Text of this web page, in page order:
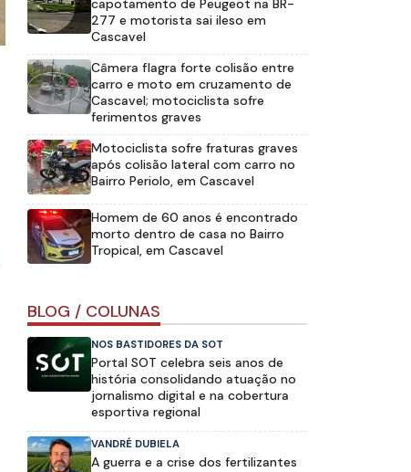
capotamento de Peugeot na BR-
277 e motorista sai ileso em
Cascavel
Câmera flagra forte colisão entre
carro e moto em cruzamento de
Cascavel; motociclista sofre
ferimentos graves
Motociclista sofre fraturas graves
após colisão lateral com carro no
Bairro Periolo, em Cascavel
Homem de 60 anos é encontrado
morto dentro de casa no Bairro
Tropical, em Cascavel
BLOG / COLUNAS
NOS BASTIDORES DA SOT
Portal SOT celebra seis anos de
história consolidando atuação no
jornalismo digital e na cobertura
esportiva regional
VANDRÉ DUBIELA
A guerra e a crise dos fertilizantes